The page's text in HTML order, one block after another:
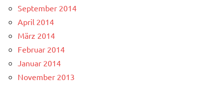
September 2014
April 2014
März 2014
Februar 2014
Januar 2014
November 2013